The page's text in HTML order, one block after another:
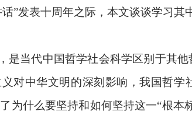
发表十周年之际，本文谈谈学习其
当代中国哲学社会科学区别于其
对中华文明的深刻影响，我国哲学
什么要坚持和如何坚持这一“根本